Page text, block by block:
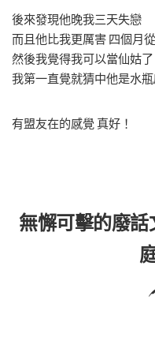
後來發現他晚我三天失戀
而且他比我更厲害 四個月
然後我覺得我可以當仙姑了
我第一直覺就猜中他是水
有盟友在的感覺 真好！
無懈可擊的廢